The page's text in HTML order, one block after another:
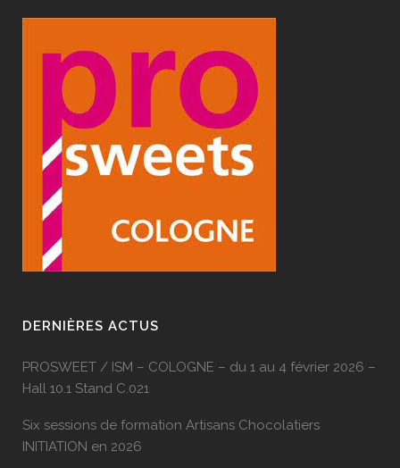
DERNIÈRES ACTUS
PROSWEET / ISM – COLOGNE – du 1 au 4 février 2026 –
Hall 10.1 Stand C.021
Six sessions de formation Artisans Chocolatiers
INITIATION en 2026